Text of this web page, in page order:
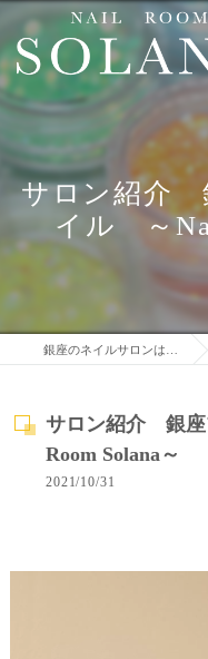
サロン紹介
イル ～
サロン紹介 銀
Room Solana～
2021/10/31